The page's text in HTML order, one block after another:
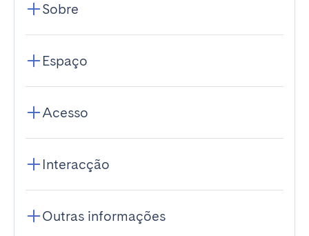
Sobre
Espaço
Acesso
Interacção
Outras informações